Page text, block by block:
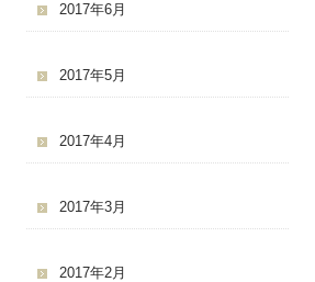
2017年6月
2017年5月
2017年4月
2017年3月
2017年2月